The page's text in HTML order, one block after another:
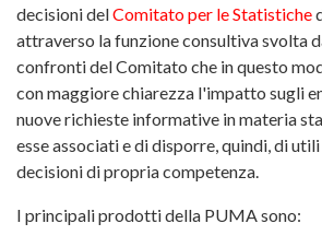
decisioni delComitato per le Statistiche
attraverso la funzione consultiva svolta
confronti del Comitato che in questo
con maggiore chiarezza l'impatto sugli
nuove richieste informative in materia
esse associati e di disporre, quindi, di
decisioni di propria competenza.
I principali prodotti della PUMA sono: